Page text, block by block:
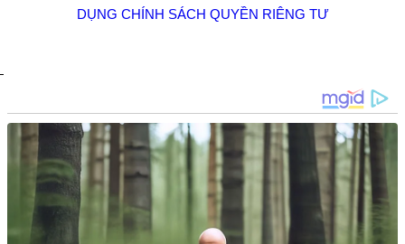
DỤNG CHÍNH SÁCH QUYỀN RIÊNG TƯ